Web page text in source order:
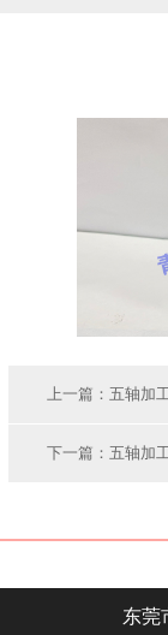
上一篇： 五轴加
下一篇： 五轴加
东莞